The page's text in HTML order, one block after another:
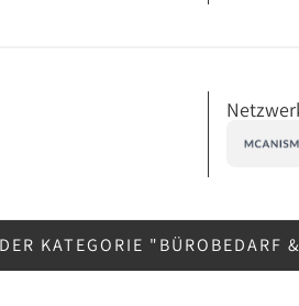
KATEGORIE "BÜROBEDARF